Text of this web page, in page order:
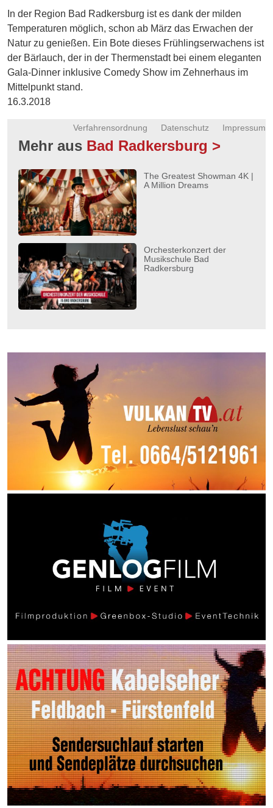
Energie
Schnöll
gfrogt
Zonen
Podcast
In der Region Bad Radkersburg ist es dank der milden
Temperaturen möglich, schon ab März das Erwachen der
Natur zu genießen. Ein Bote dieses Frühlingserwachens ist
der Bärlauch, der in der Thermenstadt bei einem eleganten
Gala-Dinner inklusive Comedy Show im Zehnerhaus im
Mittelpunkt stand.
16.3.2018
Impressum
Datenschutz
Verfahrensordnung
Mehr aus Bad Radkersburg >
The Greatest Showman 4K |
A Million Dreams
Orchesterkonzert der
Musikschule Bad
Radkersburg